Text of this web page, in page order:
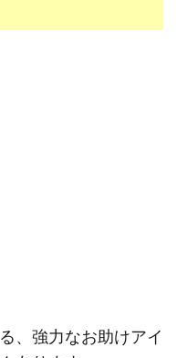
、強力なお助けアイ